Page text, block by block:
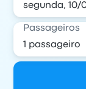
Passageiros